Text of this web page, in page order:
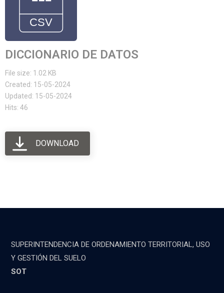
DICCIONARIO DE DATOS
File size: 1.02 KB
Created: 15-05-2024
Updated: 15-05-2024
Hits: 46
DOWNLOAD
SUPERINTENDENCIA DE ORDENAMIENTO TERRITORIAL, USO
Y GESTIÓN DEL SUELO
SOT